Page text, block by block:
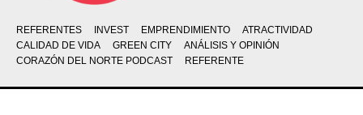
REFERENTES INVEST EMPRENDIMIENTO
ATRACTIVIDAD
CALIDAD DE VIDA
GREEN CITY
ANÁLISIS Y OPINIÓN
CORAZÓN DEL NORTE PODCAST
REFERENTE